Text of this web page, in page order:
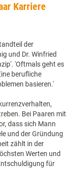
Karriere
der
und Dr. Winfried
'Oftmals geht es
berufliche
basieren.'
Bei Paaren mit
dass sich Mann
und der Gründung
zählt in der
Werten und
für